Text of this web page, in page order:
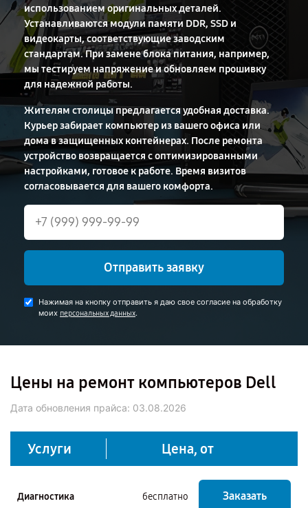
использованием оригинальных деталей.
Устанавливаются модули памяти DDR, SSD и
видеокарты, соответствующие заводским
стандартам. При замене блока питания, например,
мы тестируем напряжение и обновляем прошивку
для надежной работы.
Жителям столицы предлагается удобная доставка.
Курьер забирает компьютер из вашего офиса или
дома в защищенных контейнерах. После ремонта
устройство возвращается с оптимизированными
настройками, готовое к работе. Время визитов
согласовывается для вашего комфорта.
Отправить заявку
Нажимая на кнопку отправить я даю свое согласие на обработку
моих персональных данных.
Цены на ремонт компьютеров Dell
Дата обновления прайса: 03.08.2026
Услуги Цена, от
Диагностика бесплатно Заказать